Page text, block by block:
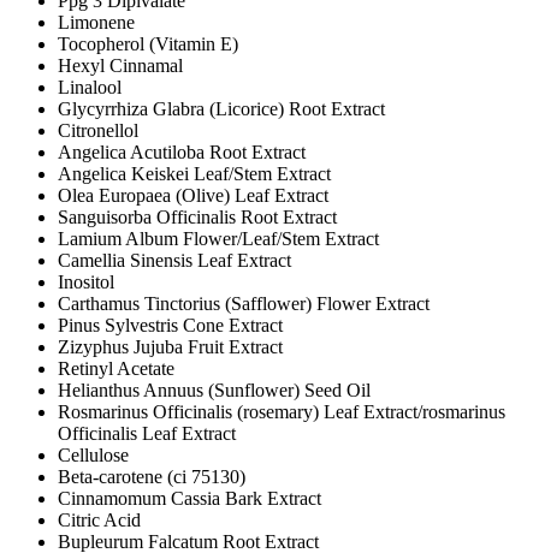
Limonene
Tocopherol (Vitamin E)
Hexyl Cinnamal
Linalool
Glycyrrhiza Glabra (Licorice) Root Extract
Citronellol
Angelica Acutiloba Root Extract
Angelica Keiskei Leaf/Stem Extract
Olea Europaea (Olive) Leaf Extract
Sanguisorba Officinalis Root Extract
Lamium Album Flower/Leaf/Stem Extract
Camellia Sinensis Leaf Extract
Inositol
Carthamus Tinctorius (Safflower) Flower Extract
Pinus Sylvestris Cone Extract
Zizyphus Jujuba Fruit Extract
Retinyl Acetate
Helianthus Annuus (Sunflower) Seed Oil
Rosmarinus Officinalis (rosemary) Leaf Extract/​rosmarinus
Officinalis Leaf Extract
Cellulose
Beta-carotene (ci 75130)
Cinnamomum Cassia Bark Extract
Citric Acid
Bupleurum Falcatum Root Extract